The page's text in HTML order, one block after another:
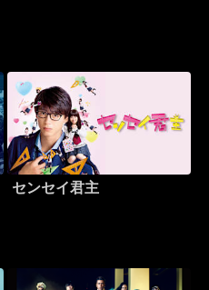
センセイ君主